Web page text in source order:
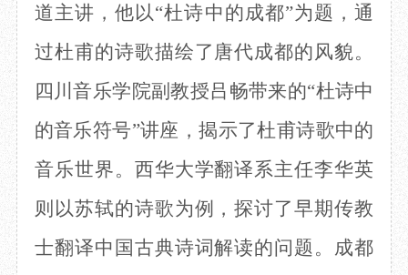
唐代遗址
草堂影壁
大雅堂
草堂书院
道主讲，他以“杜诗中的成都”为题，通
过杜甫的诗歌描绘了唐代成都的风貌。
四川音乐学院副教授吕畅带来的“杜诗中
的音乐符号”讲座，揭示了杜甫诗歌中的
音乐世界。西华大学翻译系主任李华英
则以苏轼的诗歌为例，探讨了早期传教
士翻译中国古典诗词解读的问题。成都